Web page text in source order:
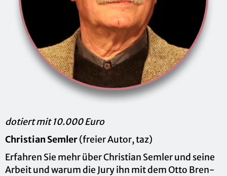
do­tiert mit 10.000 Euro
Chris­ti­an Sem­ler(frei­er Autor, taz)
Er­fah­ren Sie mehr über Chris­ti­an Sem­ler und seine
Ar­beit und warum die Jury ihn mit dem Otto Bren­